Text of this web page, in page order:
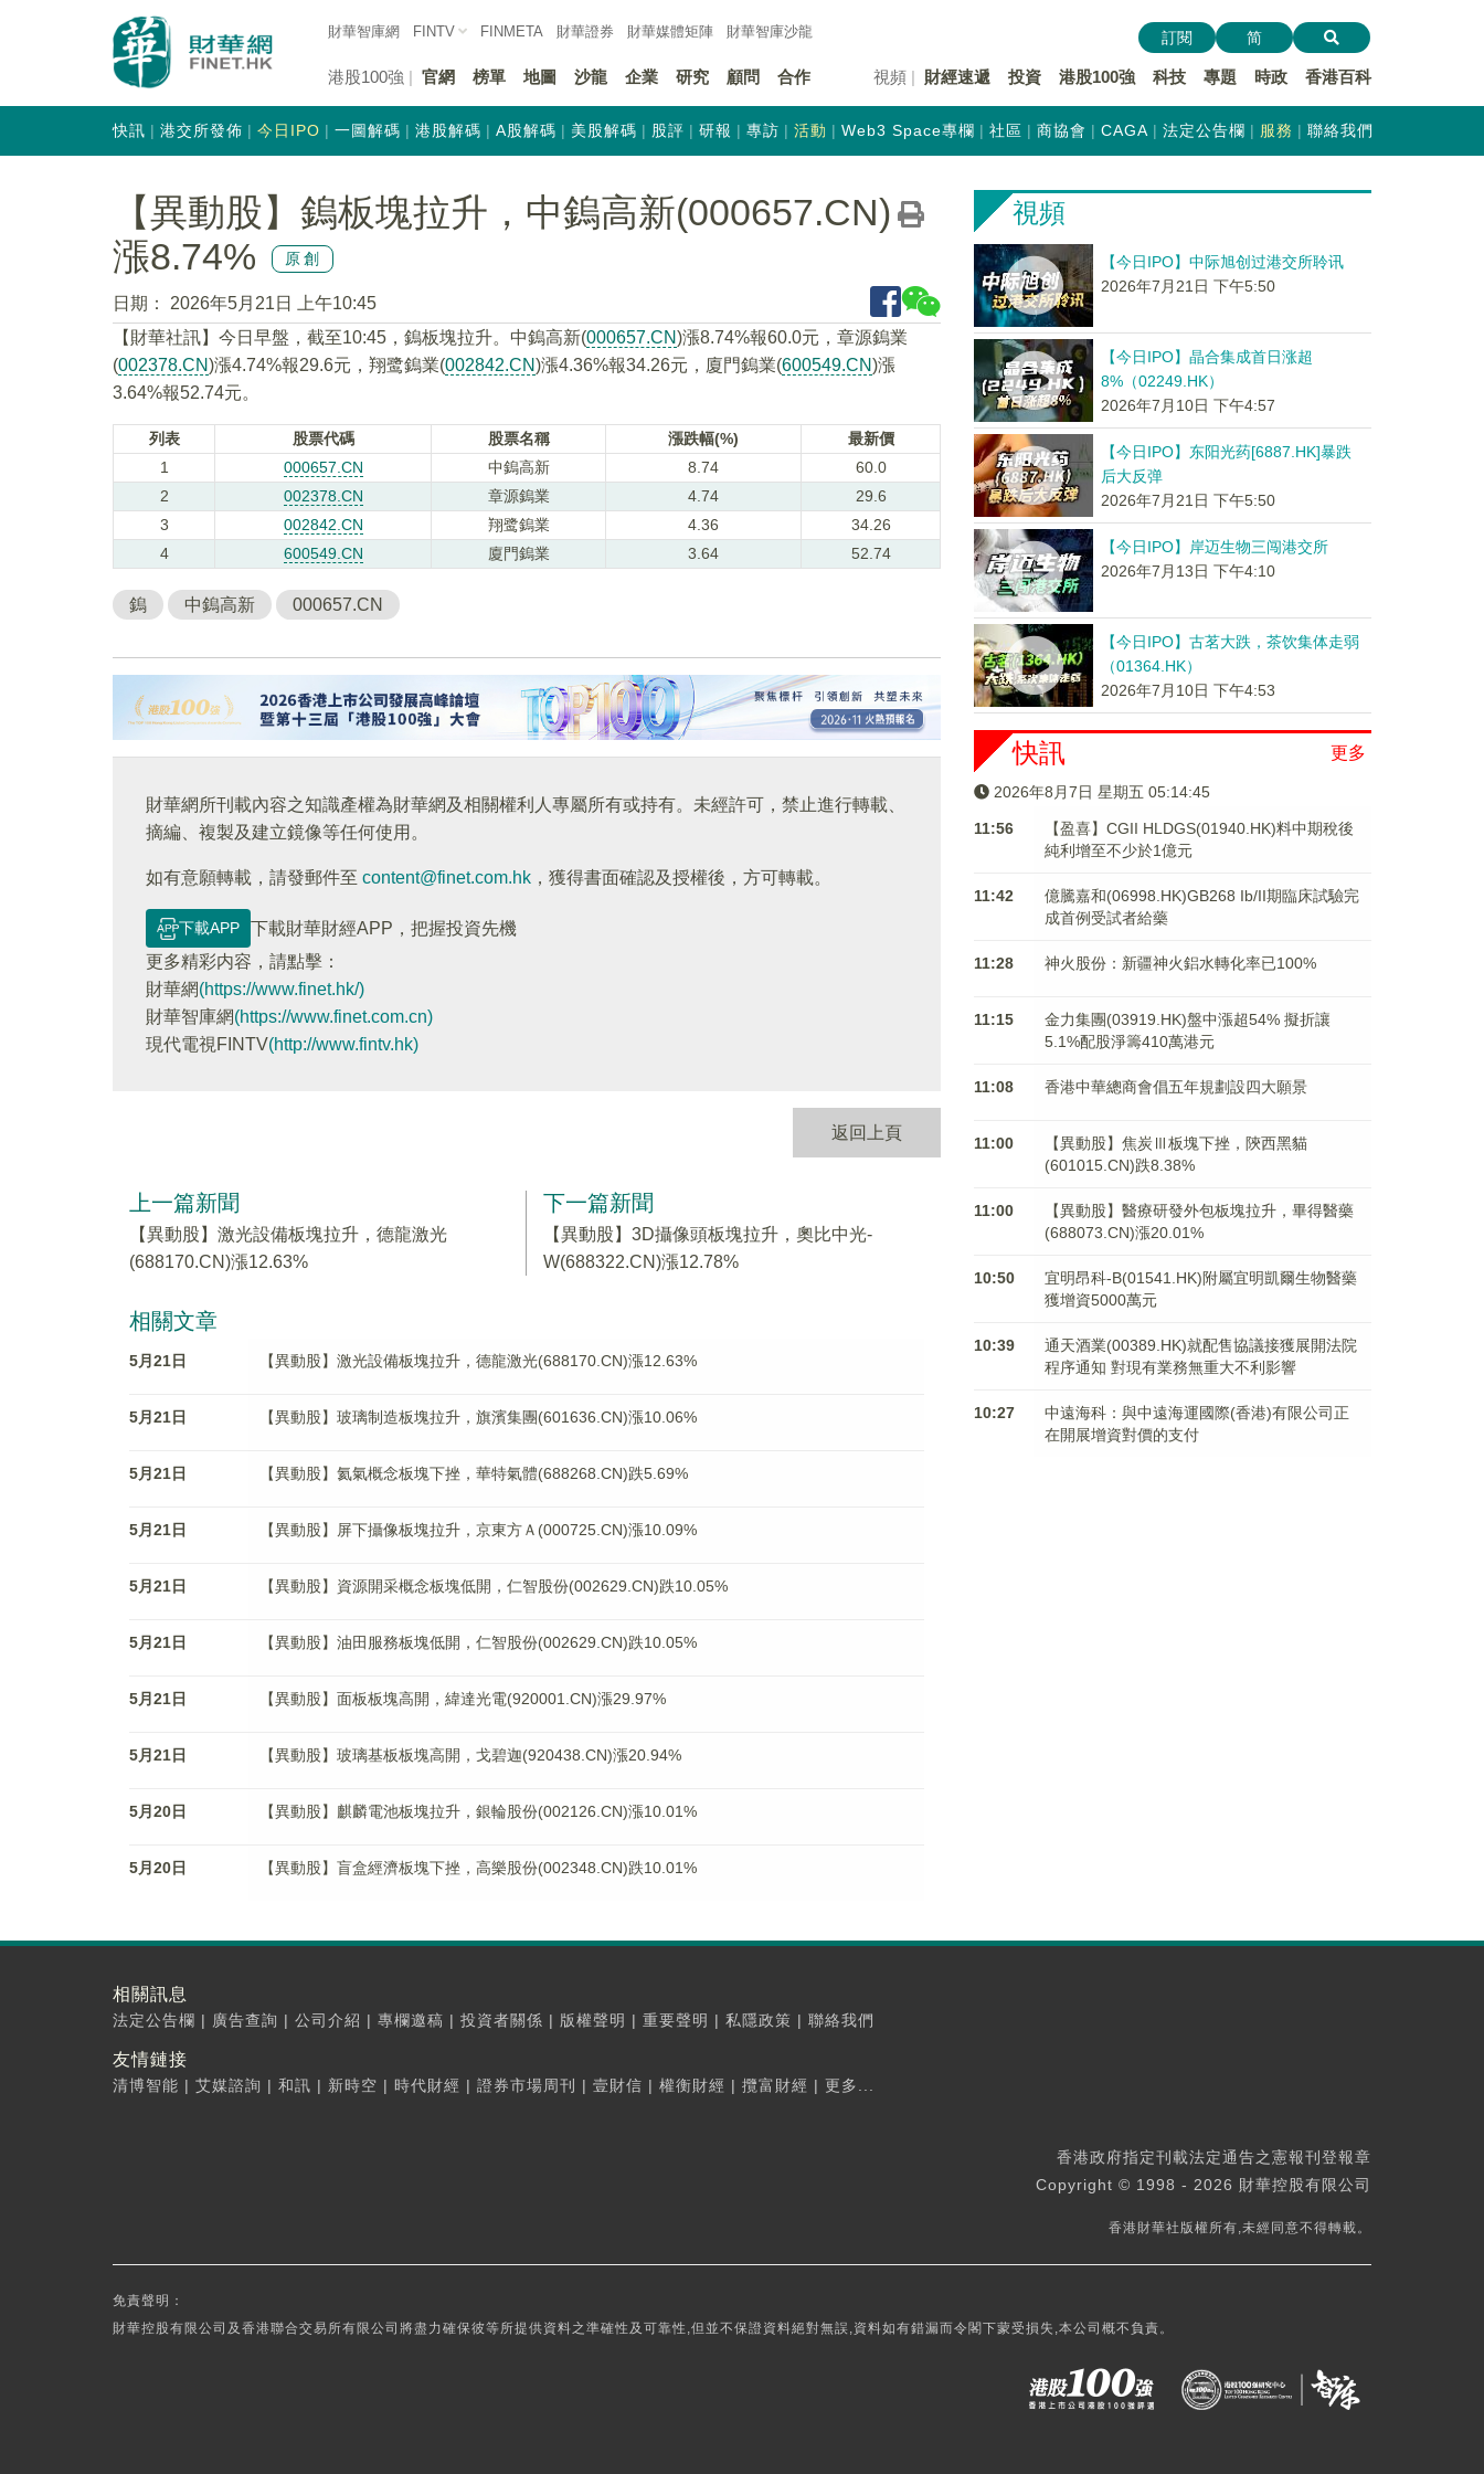
財華智庫網 FINTV FINMETA 財華證券 財華媒體矩陣 財華智庫沙龍
港股100強 官網 榜單 地圖 沙龍 企業 研究 顧問 合作 視頻 財經速遞 投資 港股100強 科技 專題 時政 香港百科
訂閱 简
快訊 港交所發佈 今日IPO 一圖解碼 港股解碼 A股解碼 美股解碼 股評 研報 專訪 活動 Web3 Space專欄 社區 商協會 CAGA 法定公告欄 服務 聯絡我們
【異動股】鎢板塊拉升，中鎢高新(000657.CN)
漲8.74%
原創
日期：
2026年5月21日 上午10:45
【財華社訊】今日早盤，截至10:45，鎢板塊拉升。中鎢高新(000657.CN)漲8.74%報60.0元，章源鎢業
(002378.CN)漲4.74%報29.6元，翔鹭鎢業(002842.CN)漲4.36%報34.26元，廈門鎢業(600549.CN)漲
3.64%報52.74元。
列表 股票代碼 股票名稱 漲跌幅(%)
最新價
1
000657.CN 中鎢高新 8.74
60.0
2
002378.CN 章源鎢業 4.74
29.6
3
002842.CN 翔鹭鎢業 4.36
34.26
4
600549.CN 廈門鎢業 3.64 52.74
鎢 中鎢高新 000657.CN
財華網所刊載內容之知識產權為財華網及相關權利人專屬所有或持有。未經許可，禁止進行轉載、
摘編、複製及建立鏡像等任何使用。
如有意願轉載，請發郵件至 content@finet.com.hk ，獲得書面確認及授權後，方可轉載。
下載APP
下載財華財經APP，把握投資先機
更多精彩内容，請點擊：
財華網(https://www.finet.hk/)
財華智庫網(https://www.finet.com.cn)
現代電視FINTV(http://www.fintv.hk)
返回上頁
上一篇新聞
【異動股】激光設備板塊拉升，德龍激光
(688170.CN)漲12.63%
下一篇新聞
【異動股】3D攝像頭板塊拉升，奧比中光-
W(688322.CN)漲12.78%
相關文章
5月21日 【異動股】激光設備板塊拉升，德龍激光(688170.CN)漲12.63%
5月21日 【異動股】玻璃制造板塊拉升，旗濱集團(601636.CN)漲10.06%
5月21日 【異動股】氦氣概念板塊下挫，華特氣體(688268.CN)跌5.69%
5月21日 【異動股】屏下攝像板塊拉升，京東方Ａ(000725.CN)漲10.09%
5月21日 【異動股】資源開采概念板塊低開，仁智股份(002629.CN)跌10.05%
5月21日 【異動股】油田服務板塊低開，仁智股份(002629.CN)跌10.05%
5月21日 【異動股】面板板塊高開，緯達光電(920001.CN)漲29.97%
5月21日 【異動股】玻璃基板板塊高開，戈碧迦(920438.CN)漲20.94%
5月20日 【異動股】麒麟電池板塊拉升，銀輪股份(002126.CN)漲10.01%
5月20日 【異動股】盲盒經濟板塊下挫，高樂股份(002348.CN)跌10.01%
視頻
【今日IPO】中际旭创过港交所聆讯
2026年7月21日 下午5:50
【今日IPO】晶合集成首日涨超
8%（02249.HK）
2026年7月10日 下午4:57
【今日IPO】东阳光药[6887.HK]暴跌
后大反弹
2026年7月21日 下午5:50
【今日IPO】岸迈生物三闯港交所
2026年7月13日 下午4:10
【今日IPO】古茗大跌，茶饮集体走弱
（01364.HK）
2026年7月10日 下午4:53
更多
快訊
2026年8月7日 星期五 05:14:46
11:56
【盈喜】CGII HLDGS(01940.HK)料中期稅後
純利增至不少於1億元
11:42
億騰嘉和(06998.HK)GB268 Ib/II期臨床試驗完
成首例受試者給藥
11:28 神火股份：新疆神火鋁水轉化率已100%
11:15
金力集團(03919.HK)盤中漲超54% 擬折讓
5.1%配股淨籌410萬港元
11:08 香港中華總商會倡五年規劃設四大願景
11:00
【異動股】焦炭Ⅲ板塊下挫，陝西黑貓
(601015.CN)跌8.38%
11:00
【異動股】醫療研發外包板塊拉升，畢得醫藥
(688073.CN)漲20.01%
10:50
宜明昂科-B(01541.HK)附屬宜明凱爾生物醫藥
獲增資5000萬元
10:39
通天酒業(00389.HK)就配售協議接獲展開法院
程序通知 對現有業務無重大不利影響
10:27
中遠海科：與中遠海運國際(香港)有限公司正
在開展增資對價的支付
相關訊息
法定公告欄 | 廣告查詢 | 公司介紹 | 專欄邀稿 | 投資者關係 | 版權聲明 | 重要聲明 | 私隱政策 | 聯絡我們
友情鏈接
清博智能 | 艾媒諮詢 | 和訊 | 新時空 | 時代財經 | 證券市場周刊 | 壹財信 | 權衡財經 | 攬富財經 | 更多...
香港政府指定刊載法定通告之憲報刊登報章
Copyright © 1998 - 2026 財華控股有限公司
香港財華社版權所有,未經同意不得轉載。
免責聲明：
財華控股有限公司及香港聯合交易所有限公司將盡力確保彼等所提供資料之準確性及可靠性,但並不保證資料絕對無誤,資料如有錯漏而令閣下蒙受損失,本公司概不負責。